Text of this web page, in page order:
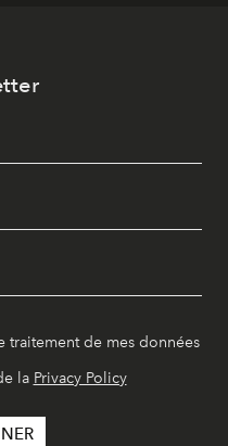
traitement de mes données
la Privacy Policy